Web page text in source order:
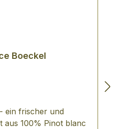
Boeckel
ein frischer und
aus 100% Pinot blanc